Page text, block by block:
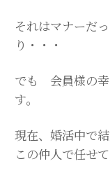
それはマナーだ
り・・・
でも 会員様の幸
す。
現在、婚活中で
この仲人で任せ